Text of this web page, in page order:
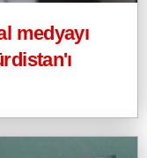
medyayı